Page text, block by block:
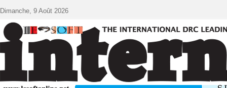
Dimanche, 9 Août 2026